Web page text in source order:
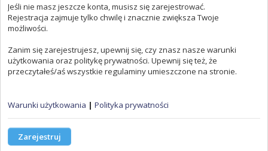
Jeśli nie masz jeszcze konta, musisz się zarejestrować.
Rejestracja zajmuje tylko chwilę i znacznie zwiększa Twoje
możliwości.
Zanim się zarejestrujesz, upewnij się, czy znasz nasze warunki
użytkowania oraz politykę prywatności. Upewnij się też, że
przeczytałeś/aś wszystkie regulaminy umieszczone na stronie.
Warunki użytkowania | Polityka prywatności
Zarejestruj